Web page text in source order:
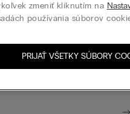
zmeniť kliknutím na
používania súborov
PRIJAŤ VŠETKY SÚBORY